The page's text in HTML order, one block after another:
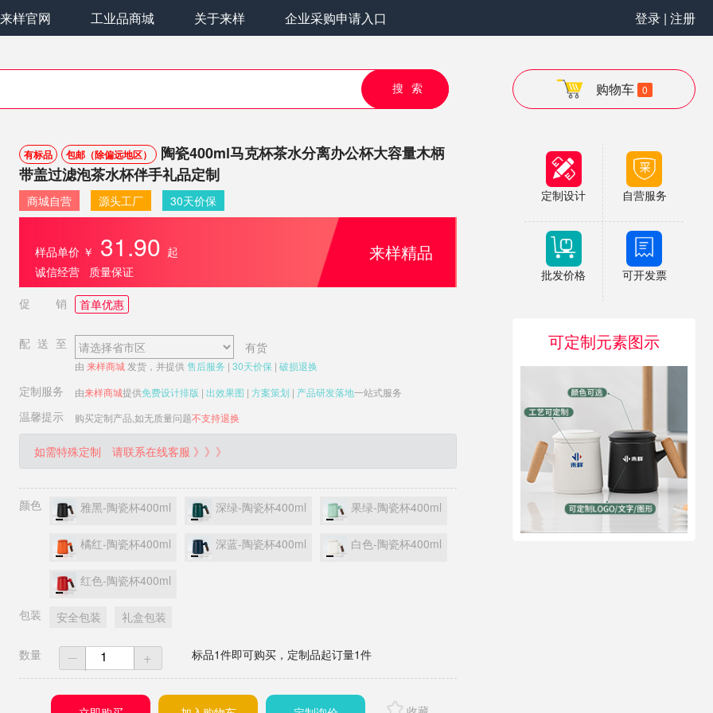
来样官网 工业品商城 关于来样 企业采购申请入口 登录 | 注册
搜索 购物车 0
有标品 包邮（除偏远地区）
陶瓷400ml马克杯茶水分离办公杯大容量木柄
带盖过滤泡茶水杯伴手礼品定制
商城自营 源头工厂 30天价保
样品单价 ￥ 31.90 起
诚信经营 质量保证
来样精品
促销 首单优惠
配送至 有货
由 来样商城 发货，并提供售后服务 | 30天价保 | 破损退换
定制服务 由来样商城提供免费设计排版 | 出效果图 | 方案策划 | 产品研发落地一站式服务
温馨提示 购买定制产品,如无质量问题不支持退换
如需特殊定制 请联系在线客服 》》》
颜色 雅黑-陶瓷杯400ml 深绿-陶瓷杯400ml 果绿-陶瓷杯400ml
橘红-陶瓷杯400ml 深蓝-陶瓷杯400ml 白色-陶瓷杯400ml
红色-陶瓷杯400ml
包装 安全包装 礼盒包装
数量 一 + 标品1件即可购买，定制品起订量1件
定制设计 自营服务
批发价格 可开发票
可定制元素图示